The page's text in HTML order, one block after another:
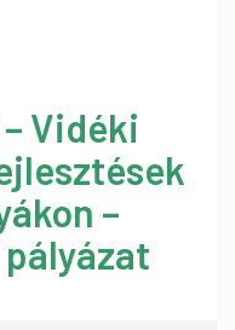
Vidéki
–